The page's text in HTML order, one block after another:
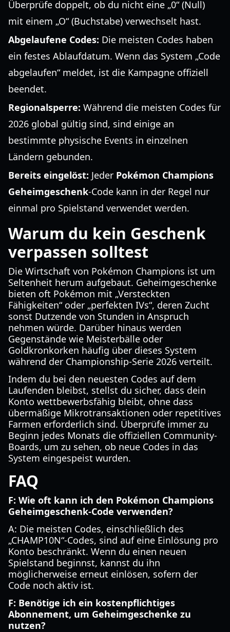
Überprüfe doppelt, ob du nicht eine „0“ (Null)
mit einem „O“ (Buchstabe) verwechselt hast.
Abgelaufene Codes: Die meisten Codes haben
ein festes Ablaufdatum. Wenn das System „Code
abgelaufen“ meldet, ist die Kampagne offiziell
beendet.
Regionalsperre: Während die meisten Codes für
2026 global gültig sind, sind einige an
bestimmte physische Events in einzelnen
Ländern gebunden.
Bereits eingelöst: Jeder Pokémon Champions
Geheimgeschenk-Code kann in der Regel nur
einmal pro Spielstand verwendet werden.
Warum du kein Geschenk
verpassen solltest
Die Wirtschaft von Pokémon Champions ist um
Seltenheit herum aufgebaut. Geheimgeschenke
bieten oft Pokémon mit „Versteckten
Fähigkeiten“ oder „perfekten IVs“, deren Zucht
sonst Dutzende von Stunden in Anspruch
nehmen würde. Darüber hinaus werden
Gegenstände wie Meisterbälle oder
Goldkronkorken häufig über dieses System
während der Championship-Serie 2026 verteilt.
Indem du bei den neuesten Codes auf dem
Laufenden bleibst, stellst du sicher, dass dein
Konto wettbewerbsfähig bleibt, ohne dass
übermäßige Mikrotransaktionen oder repetitives
Farmen erforderlich sind. Überprüfe immer zu
Beginn jedes Monats die offiziellen Community-
Boards, um zu sehen, ob neue Codes in das
System eingespeist wurden.
FAQ
F: Wie oft kann ich den Pokémon Champions
Geheimgeschenk-Code verwenden?
A: Die meisten Codes, einschließlich des
„CHAMP10N“-Codes, sind auf eine Einlösung pro
Konto beschränkt. Wenn du einen neuen
Spielstand beginnst, kannst du ihn
möglicherweise erneut einlösen, sofern der
Code noch aktiv ist.
F: Benötige ich ein kostenpflichtiges
Abonnement, um Geheimgeschenke zu
nutzen?